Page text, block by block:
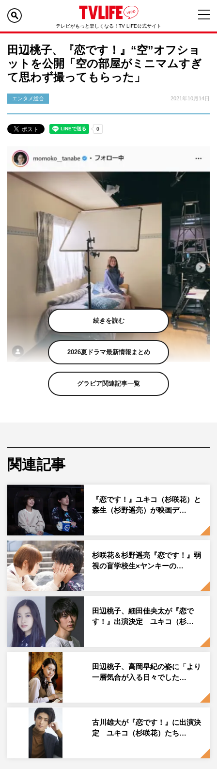
テレビがもっと楽しくなる！TV LIFE公式サイト
田辺桃子、『恋です！』“空”オフショ
ットを公開「空の部屋がミニマムすぎ
て思わず撮ってもらった」
エンタメ総合 2021年10月14日
女優の田辺桃子が10月13日（水）に自身のInstagramを更
めて知ることができた、印象深いシーンの1つがある回な
ので、沢山の方に観ていただきたいなぁ、と思います 第
の写真は、空の部屋がミニマムすぎて思わず撮ってもらっ
たやつ。笑」のコメントとともに、セット内でのオフショ
ットを投稿した。
この投稿にフォロワーからは「素晴らしかった また来週
も楽しみです」「2話もおもしろかった！！し、きゅんき
ゅんした 空ちゃん仕様の桃子ちゃん可愛い まばたきと
か視線とか桃子ちゃんの演技力改めてすごいなと思いまし
た」「モモコちゃんの演技に魅了されました～」「この髪
型めちゃめちゃめちゃめちゃめちゃめちゃ好きです かわ
いい」「第２話観たよ 続きが気になる 今日も桃ちゃん
可愛かったよ」などのコメントが寄せられている。
田辺桃子公式Instagram：
https://www.instagram.com/momoko__tanabe/
続きを読む
2026夏ドラマ最新情報まとめ
グラビア関連記事一覧
田辺桃子
関連記事
『恋です！』ユキコ（杉咲花）と
森生（杉野遥亮）が映画デ…
杉咲花＆杉野遥亮『恋です！』弱
視の盲学校生×ヤンキーの…
田辺桃子、細田佳央太が『恋で
す！』出演決定 ユキコ（杉…
田辺桃子、高岡早紀の姿に「より
一層気合が入る日々でした…
古川雄大が『恋です！』に出演決
定 ユキコ（杉咲花）たち…